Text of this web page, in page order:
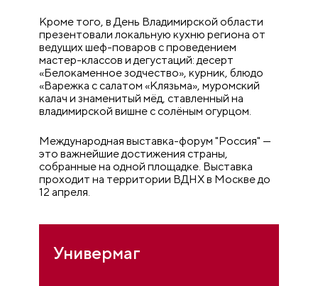
Кроме того, в День Владимирской области
презентовали локальную кухню региона от
ведущих шеф-поваров с проведением
мастер-классов и дегустаций: десерт
«Белокаменное зодчество», курник, блюдо
«Варежка с салатом «Клязьма», муромский
калач и знаменитый мёд, ставленный на
владимирской вишне с солёным огурцом.
Международная выставка-форум "Россия" —
это важнейшие достижения страны,
собранные на одной площадке. Выставка
проходит на территории ВДНХ в Москве до
12 апреля.
Универмаг